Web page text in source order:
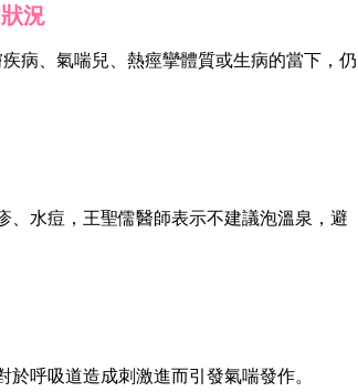
況
病、氣喘兒、熱痙攣體質或生病的當下，仍
、水痘，王聖儒醫師表示不建議泡溫泉，避
呼吸道造成刺激進而引發氣喘發作。